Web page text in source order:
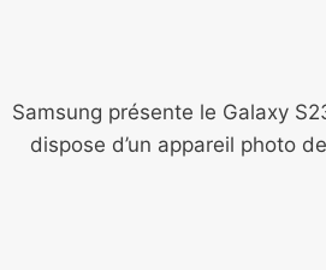
Samsung présente le Galaxy
dispose d’un appareil photo